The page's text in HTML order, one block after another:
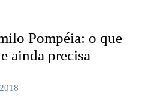
Pompéia: o que
ainda precisa